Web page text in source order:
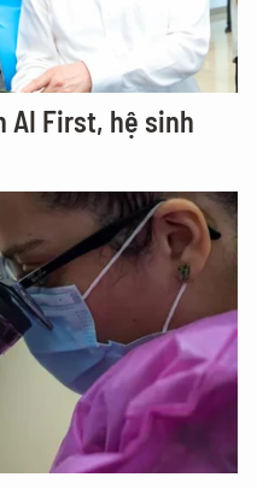
AI First, hệ sinh